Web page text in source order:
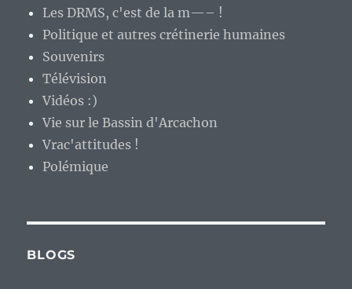
Les DRMS, c'est de la m—– !
Politique et autres crétinerie humaines
Souvenirs
Télévision
Vidéos :)
Vie sur le Bassin d'Arcachon
Vrac'attitudes !
Polémique
BLOGS